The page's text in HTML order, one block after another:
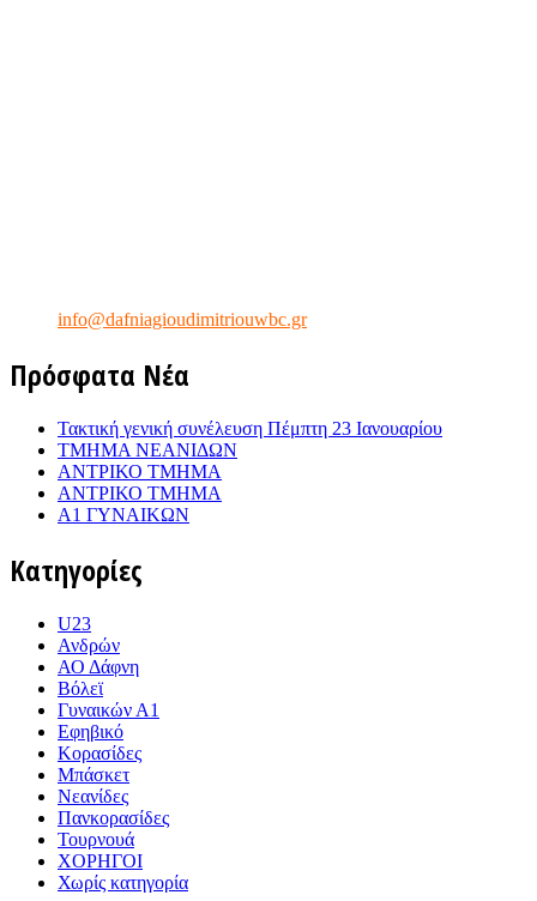
info@dafniagioudimitriouwbc.gr
Πρόσφατα Νέα
Τακτική γενική συνέλευση Πέμπτη 23 Ιανουαρίου
ΤΜΗΜΑ ΝΕΑΝΙΔΩΝ
ΑΝΤΡΙΚΟ ΤΜΗΜΑ
ΑΝΤΡΙΚΟ ΤΜΗΜΑ
Α1 ΓΥΝΑΙΚΩΝ
Κατηγορίες
U23
Ανδρών
ΑΟ Δάφνη
Βόλεϊ
Γυναικών Α1
Εφηβικό
Κορασίδες
Μπάσκετ
Νεανίδες
Πανκορασίδες
Τουρνουά
ΧΟΡΗΓΟΙ
Χωρίς κατηγορία